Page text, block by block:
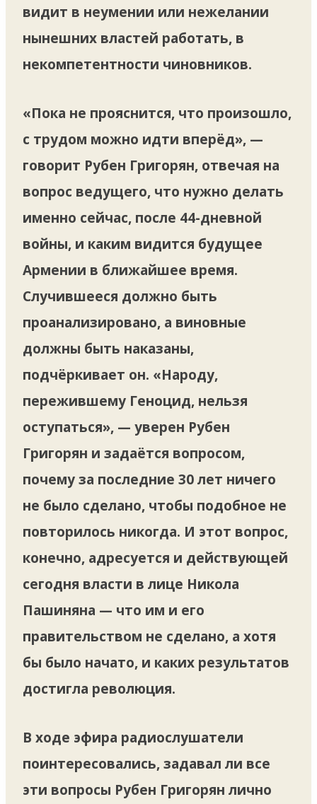
видит в неумении или нежелании
нынешних властей работать, в
некомпетентности чиновников.
«Пока не прояснится, что произошло,
с трудом можно идти вперёд», —
говорит Рубен Григорян, отвечая на
вопрос ведущего, что нужно делать
именно сейчас, после 44-дневной
войны, и каким видится будущее
Армении в ближайшее время.
Случившееся должно быть
проанализировано, а виновные
должны быть наказаны,
подчёркивает он. «Народу,
пережившему Геноцид, нельзя
оступаться», — уверен Рубен
Григорян и задаётся вопросом,
почему за последние 30 лет ничего
не было сделано, чтобы подобное не
повторилось никогда. И этот вопрос,
конечно, адресуется и действующей
сегодня власти в лице Никола
Пашиняна — что им и его
правительством не сделано, а хотя
бы было начато, и каких результатов
достигла революция.
В ходе эфира радиослушатели
поинтересовались, задавал ли все
эти вопросы Рубен Григорян лично